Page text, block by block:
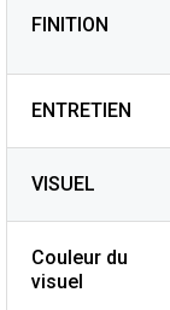
FINITION
ENTRETIEN
VISUEL
Couleur du
visuel